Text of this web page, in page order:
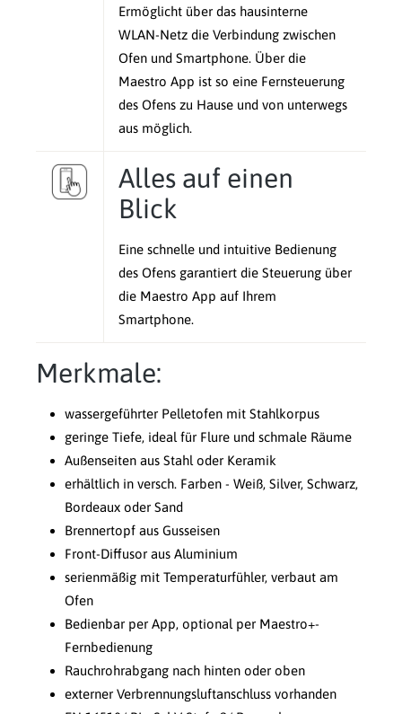
Ermöglicht über das hausinterne
WLAN-Netz die Verbindung zwischen
Ofen und Smartphone. Über die
Maestro App ist so eine Fernsteuerung
des Ofens zu Hause und von unterwegs
aus möglich.
Alles auf einen
Blick
Eine schnelle und intuitive Bedienung
des Ofens garantiert die Steuerung über
die Maestro App auf Ihrem
Smartphone.
Merkmale:
wassergeführter Pelletofen mit Stahlkorpus
geringe Tiefe, ideal für Flure und schmale Räume
Außenseiten aus Stahl oder Keramik
erhältlich in versch. Farben - Weiß, Silver, Schwarz,
Bordeaux oder Sand
Brennertopf aus Gusseisen
Front-Diffusor aus Aluminium
serienmäßig mit Temperaturfühler, verbaut am
Ofen
Bedienbar per App, optional per Maestro+-
Fernbedienung
Rauchrohrabgang nach hinten oder oben
externer Verbrennungsluftanschluss vorhanden